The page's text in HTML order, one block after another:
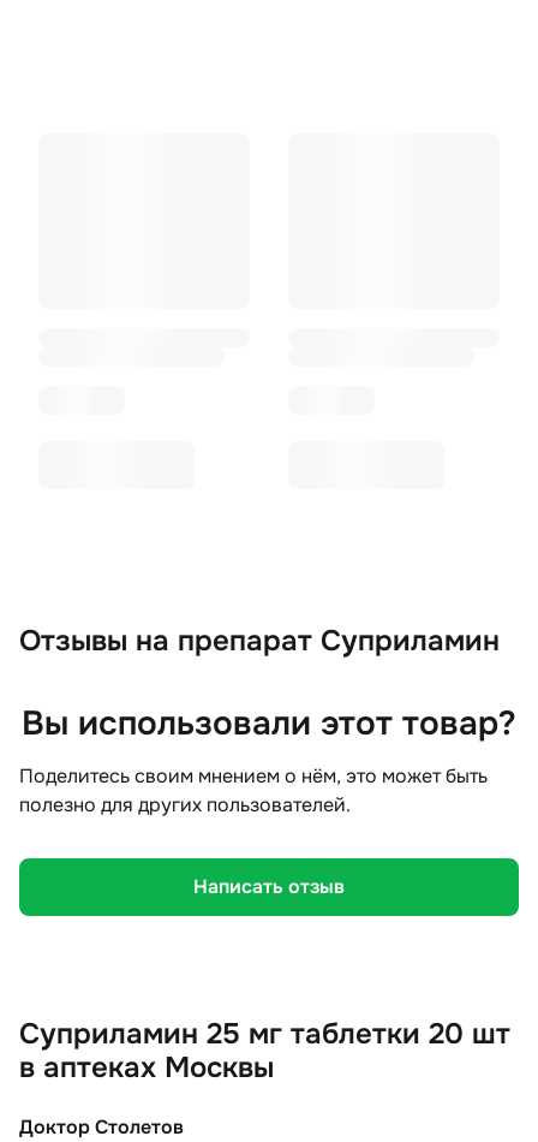
Отзывы на препарат Суприламин
Вы использовали этот товар?
Поделитесь своим мнением о нём, это может быть
полезно для других пользователей.
Написать отзыв
Суприламин 25 мг таблетки 20 шт
в аптеках Москвы
Доктор Столетов